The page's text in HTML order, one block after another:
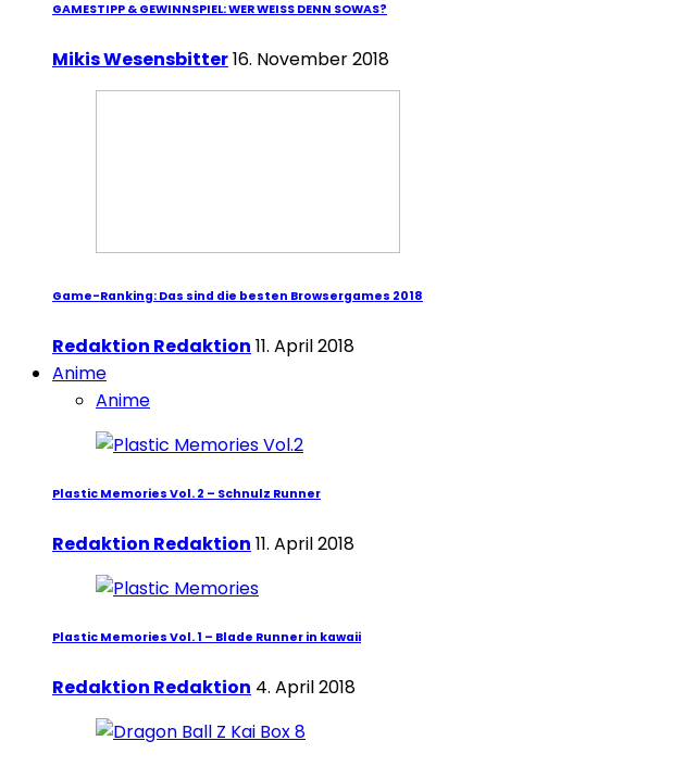
GAMESTIPP & GEWINNSPIEL: WER WEISS DENN SOWAS?
Mikis Wesensbitter16. November 2018
Game-Ranking: Das sind die besten Browsergames 2018
Redaktion Redaktion 11. April 2018
Anime
Anime
Plastic Memories Vol. 2 – Schnulz Runner
Redaktion Redaktion 11. April 2018
Plastic Memories Vol. 1 – Blade Runner in kawaii
Redaktion Redaktion 4. April 2018